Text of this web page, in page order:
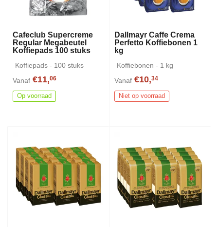
Cafeclub Supercreme
Regular Megabeutel
Koffiepads 100 stuks
Koffiepads - 100 stuks
Vanaf €11,06
Op voorraad
Dallmayr Caffe Crema
Perfetto Koffiebonen 1
kg
Koffiebonen - 1 kg
Vanaf €10,34
Niet op voorraad